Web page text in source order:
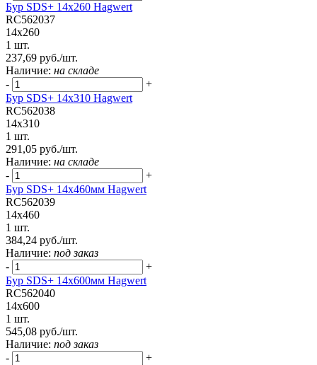
Бур SDS+ 14х260 Hagwert
RC562037
14x260
1 шт.
237,69 руб./шт.
Наличие: на складе
-
+
Бур SDS+ 14х310 Hagwert
RC562038
14x310
1 шт.
291,05 руб./шт.
Наличие: на складе
-
+
Бур SDS+ 14х460мм Hagwert
RC562039
14x460
1 шт.
384,24 руб./шт.
Наличие: под заказ
-
+
Бур SDS+ 14х600мм Hagwert
RC562040
14x600
1 шт.
545,08 руб./шт.
Наличие: под заказ
-
+